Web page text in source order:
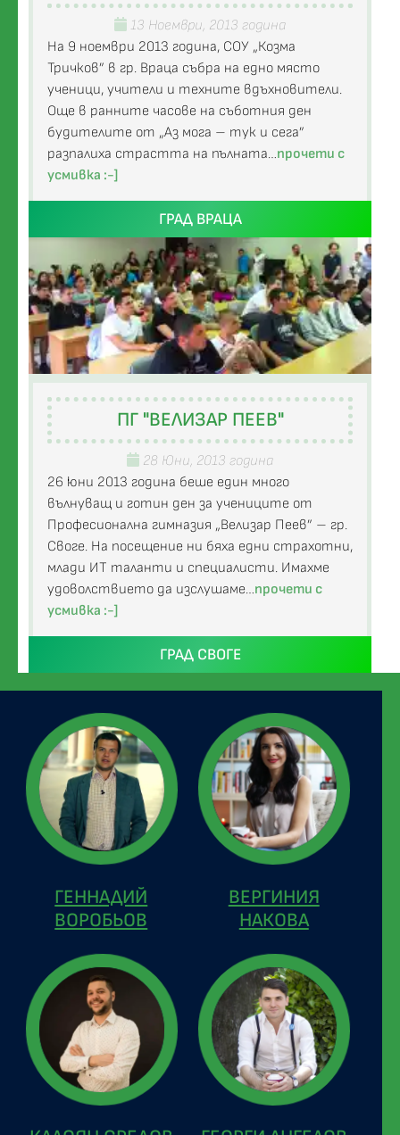
13 Ноември, 2013 година
На 9 ноември 2013 година, СОУ „Козма
Тричков” в гр. Враца събра на едно място
ученици, учители и техните вдъхновители.
Още в ранните часове на съботния ден
будителите от „Аз мога – тук и сега”
разпалиха страстта на пълната…прочети с
усмивка :-]
ГРАД ВРАЦА
ПГ "ВЕЛИЗАР ПЕЕВ"
28 Юни, 2013 година
26 юни 2013 година беше един много
вълнуващ и готин ден за учениците от
Професионална гимназия „Велизар Пеев” – гр.
Своге. На посещение ни бяха едни страхотни,
млади ИТ таланти и специалисти. Имахме
удоволствието да изслушаме…прочети с
усмивка :-]
ГРАД СВОГЕ
ГЕННАДИЙ
ВОРОБЬОВ
ВЕРГИНИЯ
НАКОВА